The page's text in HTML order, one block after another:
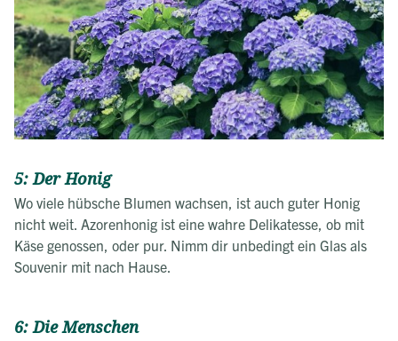
5: Der Honig
Wo viele hübsche Blumen wachsen, ist auch guter Honig
nicht weit. Azorenhonig ist eine wahre Delikatesse, ob mit
Käse genossen, oder pur. Nimm dir unbedingt ein Glas als
Souvenir mit nach Hause.
6: Die Menschen